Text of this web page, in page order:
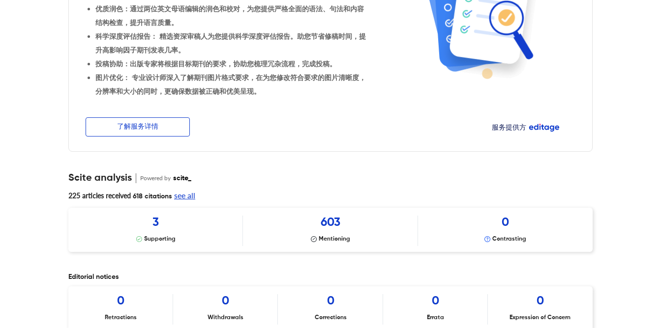
优质润色：通过两位英文母语编辑的润色和校对，为您提供严格全面的语法、句法和内容
结构检查，提升语言质量。
科学深度评估报告： 精选资深审稿人为您提供科学深度评估报告。助您节省修稿时间，提
升高影响因子期刊发表几率。
投稿协助：出版专家将根据目标期刊的要求，协助您梳理冗杂流程，完成投稿。
图片优化： 专业设计师深入了解期刊图片格式要求，在为您修改符合要求的图片清晰度，
分辨率和大小的同时，更确保数据被正确和优美呈现。
了解服务详情 服务提供方
Scite analysis Powered by scite_
225 articles received 618 citations see all
3
Supporting
603
Mentioning
0
Contrasting
Editorial notices
0
Retractions
0
Withdrawals
0
Corrections
0
Errata
0
Expression of Concern